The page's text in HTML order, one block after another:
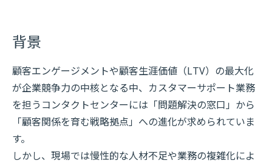
背景
顧客エンゲージメントや顧客生涯価値（LTV）の最大化
が企業競争力の中核となる中、カスタマーサポート業務
を担うコンタクトセンターには「問題解決の窓口」から
「顧客関係を育む戦略拠点」への進化が求められていま
す。
しかし、現場では慢性的な人材不足や業務の複雑化によ